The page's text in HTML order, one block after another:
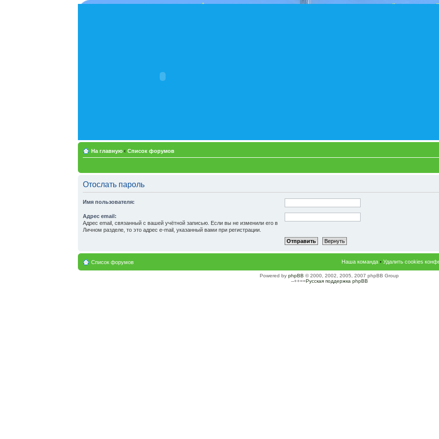
На главную ‹ Список форумов
Отослать пароль
Имя пользователя:
Адрес email:
Адрес email, связанный с вашей учётной записью. Если вы не изменили его в
Личном разделе, то это адрес e-mail, указанный вами при регистрации.
Список форумов Наша команда • Удалить cookies
Powered by phpBB © 2000, 2002, 2005, 2007 phpBB Group
--++==Русская поддержка phpBB